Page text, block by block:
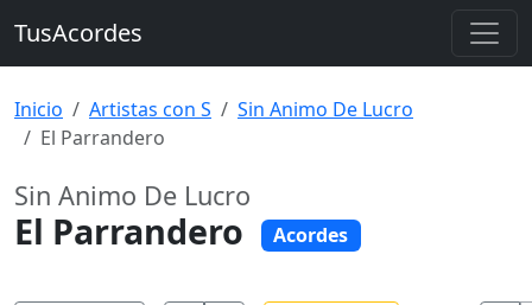
TusAcordes
Inicio Artistas con S
Sin Animo De Lucro
El Parrandero
Sin Animo De Lucro
El Parrandero Acordes